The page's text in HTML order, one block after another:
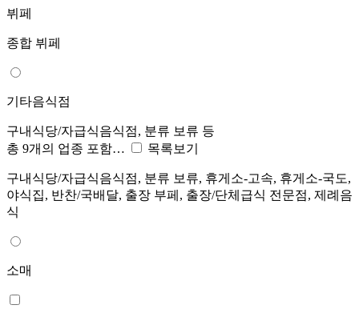
뷔페
종합 뷔페
기타음식점
구내식당/자급식음식점, 분류 보류 등
총 9개의 업종 포함…
목록보기
구내식당/자급식음식점, 분류 보류, 휴게소-고속, 휴게소-국도,
야식집, 반찬/국배달, 출장 부페, 출장/단체급식 전문점, 제례음
식
소매